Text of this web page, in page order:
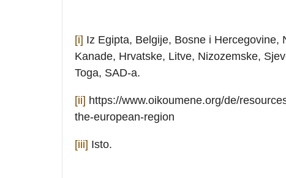
[i] Iz Egipta, Belgije, Bosne i Hercegovine,
Kanade, Hrvatske, Litve, Nizozemske,
Toga, SAD-a.
[ii] https://www.oikoumene.org/de/
the-european-region
[iii] Isto.